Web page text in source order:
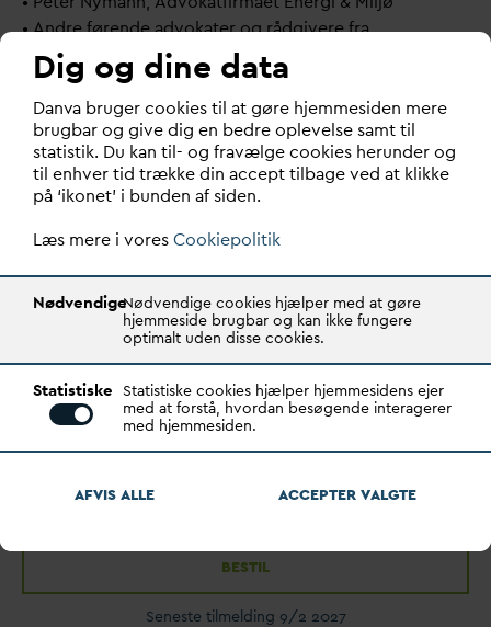
•Andre førende advokater og rådgivere fra
forsyningsbranchen
Kursusleder
Emilie Friis Velbæk, DANVA
Pris
Prisen omfatter elektronisk undervisningsmateriale,
overnatning (Hotel Skanderborg Park) og forplejning.
START
8/3 2027 09:00
9/3 2027 16:00
PLACERING
ANVA, Godthåbsvej 83, 8660 Skanderborg
PRIS EKSKL. MOMS
PRIS EKSKL. MOMS
9000
BESTIL
Seneste tilmelding 9/2 2027
Dig og dine data
Danva bruger cookies til at gøre hjemmesiden mere
brugbar og give dig en bedre oplevelse samt til
statistik. Du kan til- og fravælge cookies herunder og
til enhver tid trække din accept tilbage ved at klikke
på ‘ikonet’ i bunden af siden.
Læs mere i voresCookiepolitik
NødvendigeNødvendige cookies hjælper med at gøre
hjemmeside brugbar og kan ikke fungere
optimalt uden disse cookies.
Statistiske Statistiske cookies hjælper hjemmesidens ejer
med at forstå, hvordan besøgende interagerer
med hjemmesiden.
AFVIS ALLE ACCEPTERVALGTE